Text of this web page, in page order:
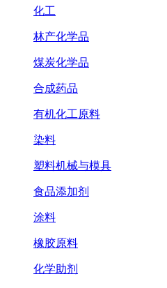
化工
林产化学品
煤炭化学品
合成药品
有机化工原料
染料
塑料机械与模具
食品添加剂
涂料
橡胶原料
化学助剂